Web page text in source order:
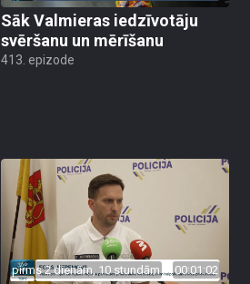
Sāk Valmieras iedzīvotāju
svēršanu un mērīšanu
413. epizode
pirms 2 dienām, 10 stundām 00:01:02